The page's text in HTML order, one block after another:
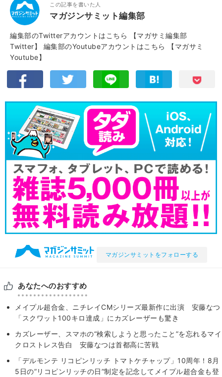
この記事を書いた人
マガジンサミット編集部
編集部のTwitterアカウントはこちら
【マガサミ編集部
Twitter】
編集部のYoutubeアカウントはこちら
【マガサミ
Youtube】
マガジンサミットをフォローする
あなたへのおすすめ
メイプル超合金、ニチレイCMシリーズ最新作に出演 安藤なつ
「スクワット100キロ達成」にカズレーザーも驚き
カズレーザー、スマホの“検索しようと思ったこと”を忘れるマイ
クロストレス告白 安藤なつは首都高に苦戦
「デルモンテ リコピンリッチ トマトケチャップ」10周年！8月
5日の”リコピンリッチの日”制定を記念してメイプル超合金も登